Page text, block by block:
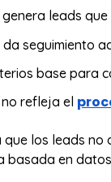
leads
seguimiento
base para
no refleja el
que los leads
basada en